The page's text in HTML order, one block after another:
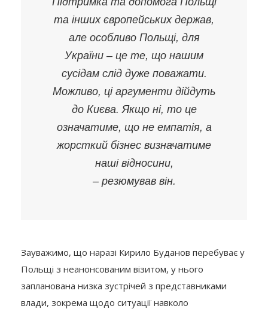
та інших європейських держав,
але особливо Польщі, для
України – це те, що нашим
сусідам слід дуже поважати.
Можливо, ці аргументи дійдуть
до Києва. Якщо ні, то це
означатиме, що не емпатія, а
жорсткий бізнес визначатиме
наші відносини,
– резюмував він.
Зауважимо, що наразі Кирило Буданов перебуває у
Польщі з неанонсованим візитом, у нього
запланована низка зустрічей з представниками
влади, зокрема щодо ситуації навколо